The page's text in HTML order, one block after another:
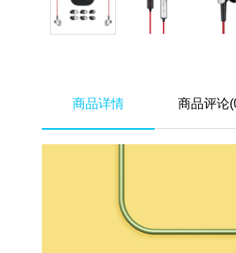
商品详情 商品评论